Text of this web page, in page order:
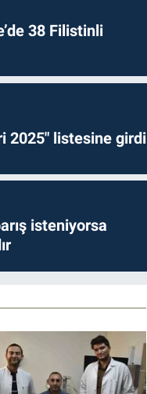
38 Filistinli
2025" listesine girdi
isteniyorsa